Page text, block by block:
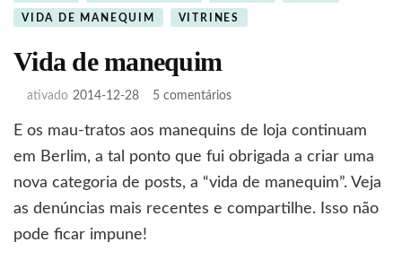
VIDA DE MANEQUIM VITRINES
Vida de manequim
ativado 2014-12-28 5 comentáriosem
de
manequim
E os mau-tratos aos manequins de loja continuam
em Berlim, a tal ponto que fui obrigada a criar uma
nova categoria de posts, a “vida de manequim”. Veja
as denúncias mais recentes e compartilhe. Isso não
pode ficar impune!